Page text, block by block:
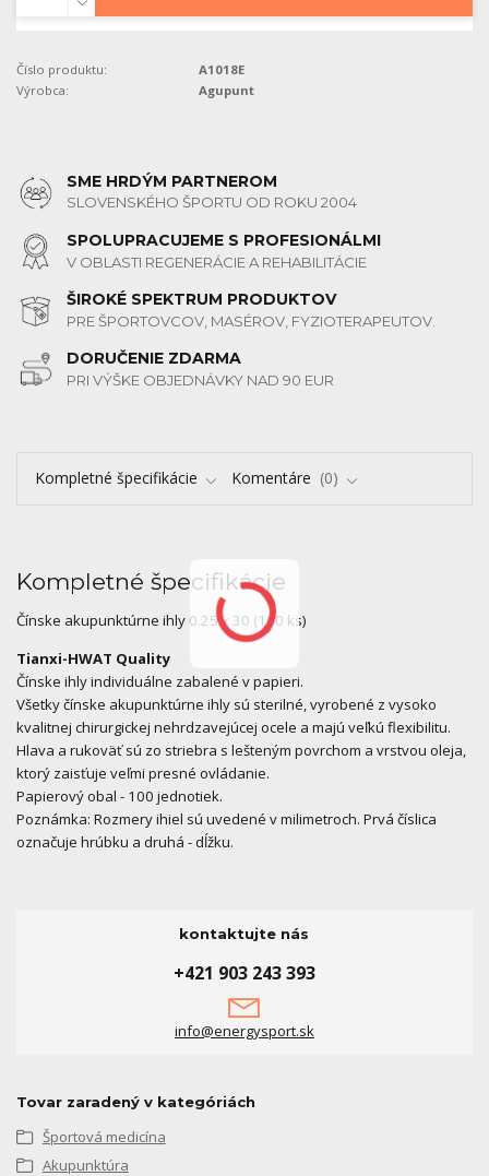
Číslo produktu:
A1018E
Výrobca:
Agupunt
SME HRDÝM PARTNEROM
SLOVENSKÉHO ŠPORTU OD ROKU 2004
SPOLUPRACUJEME S PROFESIONÁLMI
V OBLASTI REGENERÁCIE A REHABILITÁCIE
ŠIROKÉ SPEKTRUM PRODUKTOV
PRE ŠPORTOVCOV, MASÉROV, FYZIOTERAPEUTOV.
DORUČENIE ZDARMA
PRI VÝŠKE OBJEDNÁVKY NAD 90 EUR
Kompletné špecifikácie Komentáre 0
Kompletné špecifikácie
Čínske akupunktúrne ihly 0.25 x 30 (100 ks)
Tianxi-HWAT Quality
Čínske ihly individuálne zabalené v papieri.
Všetky čínske akupunktúrne ihly sú sterilné, vyrobené z vysoko
kvalitnej chirurgickej nehrdzavejúcej ocele a majú veľkú flexibilitu.
Hlava a rukoväť sú zo striebra s lešteným povrchom a vrstvou oleja,
ktorý zaisťuje veľmi presné ovládanie.
Papierový obal - 100 jednotiek.
Poznámka: Rozmery ihiel sú uvedené v milimetroch. Prvá číslica
označuje hrúbku a druhá - dĺžku.
kontaktujte nás
+421 903 243 393
info@energysport.sk
Tovar zaradený v kategóriách
Športová medicína
Akupunktúra